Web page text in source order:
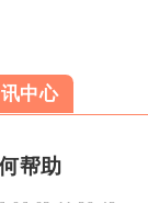
中心
帮助